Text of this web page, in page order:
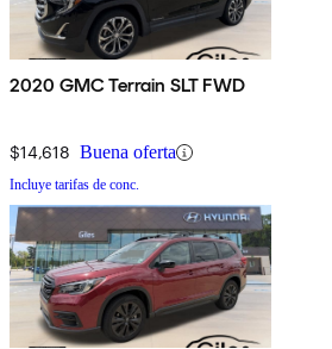
2020 GMC Terrain SLT FWD
$14,618 Buena oferta
Incluye tarifas de conc.